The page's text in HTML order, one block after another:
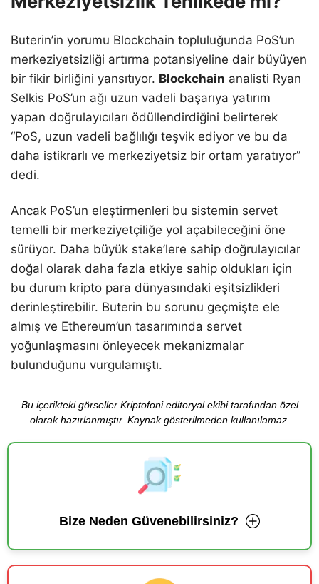
Buterin’in yorumu Blockchain topluluğunda PoS’un
merkeziyetsizliği artırma potansiyeline dair büyüyen
bir fikir birliğini yansıtıyor. Blockchain analisti Ryan
Selkis PoS’un ağı uzun vadeli başarıya yatırım
yapan doğrulayıcıları ödüllendirdiğini belirterek
“PoS, uzun vadeli bağlılığı teşvik ediyor ve bu da
daha istikrarlı ve merkeziyetsiz bir ortam yaratıyor”
dedi.
Ancak PoS’un eleştirmenleri bu sistemin servet
temelli bir merkeziyetçiliğe yol açabileceğini öne
sürüyor. Daha büyük stake’lere sahip doğrulayıcılar
doğal olarak daha fazla etkiye sahip oldukları için
bu durum kripto para dünyasındaki eşitsizlikleri
derinleştirebilir. Buterin bu sorunu geçmişte ele
almış ve Ethereum’un tasarımında servet
yoğunlaşmasını önleyecek mekanizmalar
bulunduğunu vurgulamıştı.
Bu içerikteki görseller Kriptofoni editoryal ekibi tarafından özel
olarak hazırlanmıştır. Kaynak gösterilmeden kullanılamaz.
Bize Neden Güvenebilirsiniz?